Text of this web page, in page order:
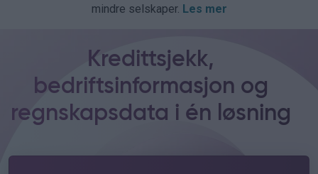
mindre selskaper. Les mer
Kredittsjekk,
bedriftsinformasjon og
regnskapsdata i én løsning